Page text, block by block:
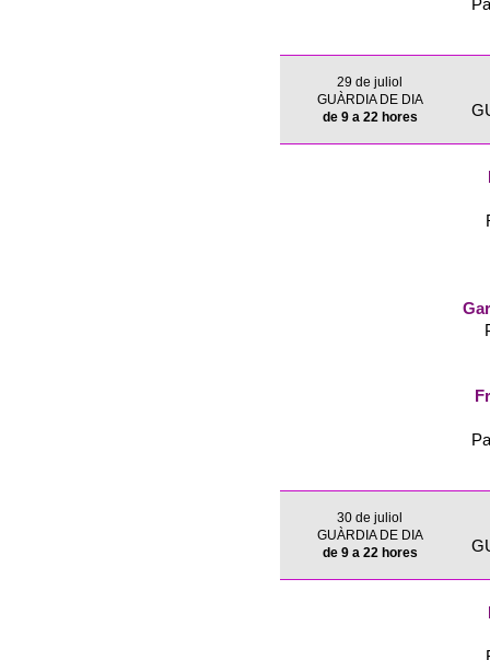
29 de juliol
GUÀRDIA DE DIA
de 9 a 22 hores
30 de juliol
GUÀRDIA DE DIA
de 9 a 22 hores